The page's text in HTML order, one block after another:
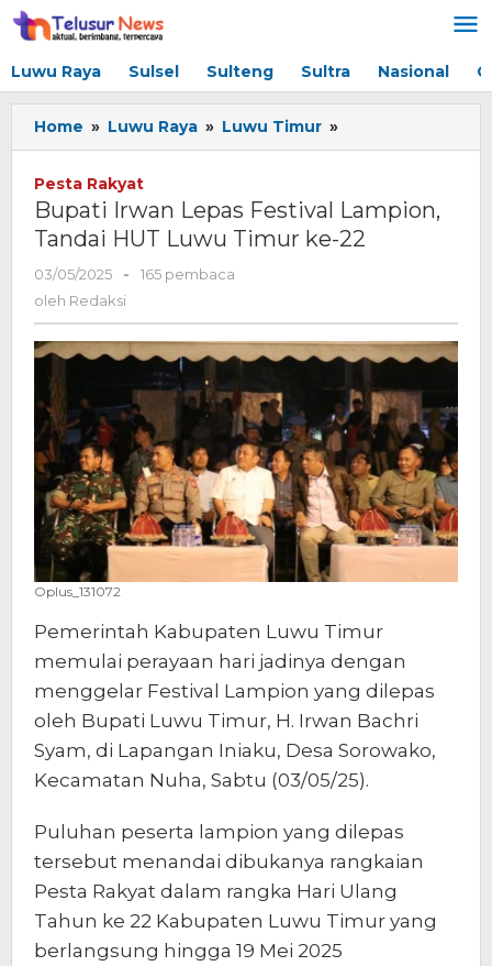
Lewati
ke
Luwu Raya Sulsel Sulteng Sultra Nasional
Home » Luwu Raya » Luwu Timur »
Irwan
Lampion,
Tandai
22
Pesta Rakyat
Bupati Irwan Lepas Festival Lampion,
Tandai HUT Luwu Timur ke-22
03/05/2025
oleh
Redaksi
-
165 pembaca
oleh Redaksi
Oplus_131072
Pemerintah Kabupaten Luwu Timur
memulai perayaan hari jadinya dengan
menggelar Festival Lampion yang dilepas
oleh Bupati Luwu Timur, H. Irwan Bachri
Syam, di Lapangan Iniaku, Desa Sorowako,
Kecamatan Nuha, Sabtu (03/05/25).
Puluhan peserta lampion yang dilepas
tersebut menandai dibukanya rangkaian
Pesta Rakyat dalam rangka Hari Ulang
Tahun ke 22 Kabupaten Luwu Timur yang
berlangsung hingga 19 Mei 2025